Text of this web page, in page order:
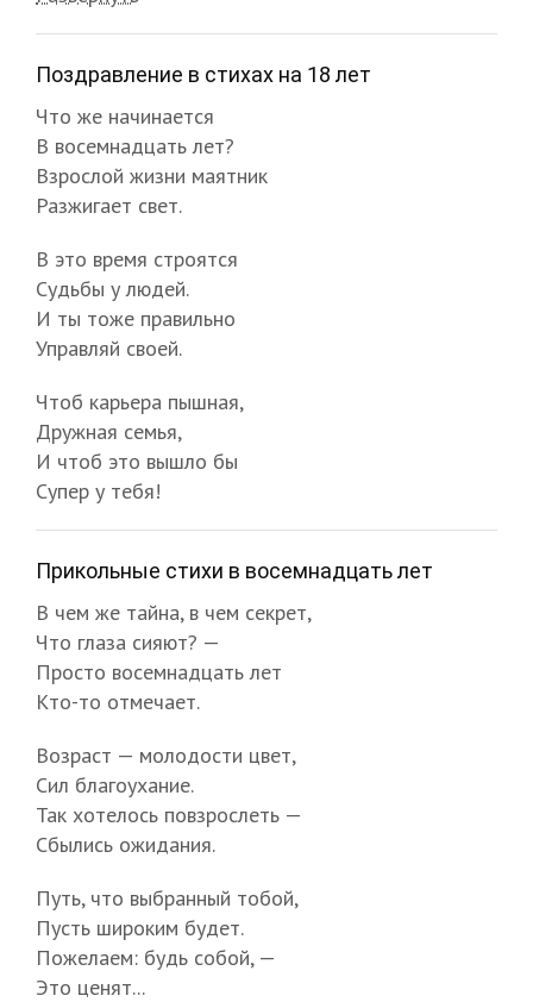
Поздравление в стихах на 18 лет
Что же начинается
В восемнадцать лет?
Взрослой жизни маятник
Разжигает свет.
В это время строятся
Судьбы у людей.
И ты тоже правильно
Управляй своей.
Чтоб карьера пышная,
Дружная семья,
И чтоб это вышло бы
Супер у тебя!
Прикольные стихи в восемнадцать лет
В чем же тайна, в чем секрет,
Что глаза сияют? —
Просто восемнадцать лет
Кто-то отмечает.
Возраст — молодости цвет,
Сил благоухание.
Так хотелось повзрослеть —
Сбылись ожидания.
Путь, что выбранный тобой,
Пусть широким будет.
Пожелаем: будь собой, —
Это ценят...